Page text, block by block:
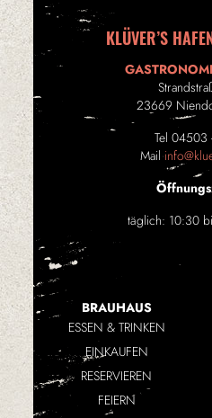
KLÜVER’S
23669
Tel 04503
Mail
täglich: 10:30
BRAUHAUS
ESSEN & TRINKEN
EINKAUFEN
RESERVIEREN
FEIERN